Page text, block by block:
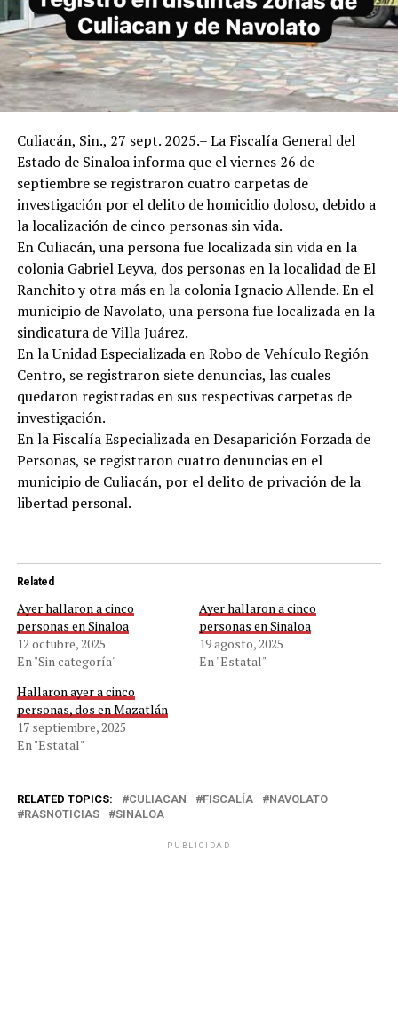
Culiacán, Sin., 27 sept. 2025.– La Fiscalía General del
Estado de Sinaloa informa que el viernes 26 de
septiembre se registraron cuatro carpetas de
investigación por el delito de homicidio doloso, debido a
la localización de cinco personas sin vida.
En Culiacán, una persona fue localizada sin vida en la
colonia Gabriel Leyva, dos personas en la localidad de El
Ranchito y otra más en la colonia Ignacio Allende. En el
municipio de Navolato, una persona fue localizada en la
sindicatura de Villa Juárez.
En la Unidad Especializada en Robo de Vehículo Región
Centro, se registraron siete denuncias, las cuales
quedaron registradas en sus respectivas carpetas de
investigación.
En la Fiscalía Especializada en Desaparición Forzada de
Personas, se registraron cuatro denuncias en el
municipio de Culiacán, por el delito de privación de la
libertad personal.
Related
Ayer hallaron a cinco
personas en Sinaloa
12 octubre, 2025
En "Sin categoría"
Ayer hallaron a cinco
personas en Sinaloa
19 agosto, 2025
En "Estatal"
Hallaron ayer a cinco
personas, dos en Mazatlán
17 septiembre, 2025
En "Estatal"
RELATED TOPICS: CULIACAN FISCALÍA
NAVOLATO
RASNOTICIAS
SINALOA
-PUBLICIDAD-